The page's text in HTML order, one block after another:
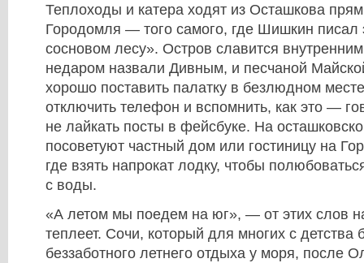
Теплоходы и катера ходят из Осташкова
Городомля — того самого, где Шишкин
сосновом лесу». Остров славится
недаром назвали Дивным, и песчаной
хорошо поставить палатку в безлюдном
отключить телефон и вспомнить, как это —
не лайкать посты в фейсбуке. На
посоветуют частный дом или гостиницу на
где взять напрокат лодку, чтобы
с воды.
«А летом мы поедем на юг», — от этих слов
теплеет. Сочи, который для многих с
беззаботного летнего отдыха у моря, после